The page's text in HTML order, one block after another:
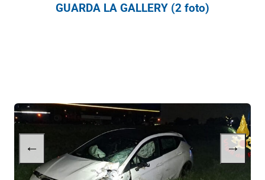
GUARDA LA GALLERY (2 foto)
← →